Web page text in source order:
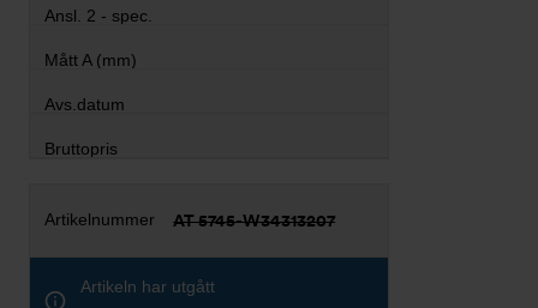
AT 5745-W34313207
Artikeln har utgått